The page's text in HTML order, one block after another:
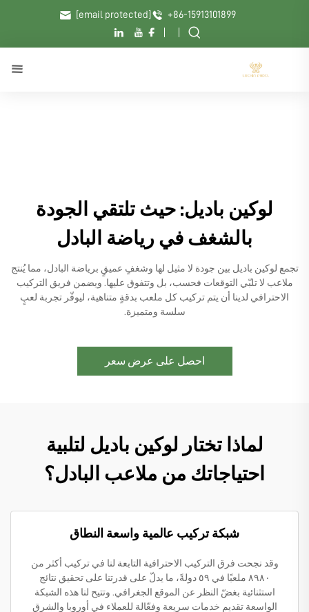
+86-15913101899
[email protected]
لوكين باديل: حيث تلتقي الجودة
بالشغف في رياضة البادل
تجمع لوكين باديل بين جودة لا مثيل لها وشغفٍ عميقٍ برياضة البادل، مما يُنتج
ملاعب لا تلبّي التوقعات فحسب، بل وتتفوق عليها. ويضمن فريق التركيب
الاحترافي لدينا أن يتم تركيب كل ملعب بدقةٍ متناهية، ليوفّر تجربة لعبٍ
سلسة ومتميزة.
احصل على عرض سعر
لماذا تختار لوكين باديل لتلبية
احتياجاتك من ملاعب البادل؟
شبكة تركيب عالمية واسعة النطاق
وقد نجحت فرق التركيب الاحترافية التابعة لنا في تركيب أكثر من
٨٩٨٠ ملعبًا في ٥٩ دولةً، ما يدلّ على قدرتنا على تحقيق نتائج
استثنائية بغضّ النظر عن الموقع الجغرافي. وتتيح لنا هذه الشبكة
الواسعة تقديم خدمات سريعة وفعّالة للعملاء في أوروبا والشرق